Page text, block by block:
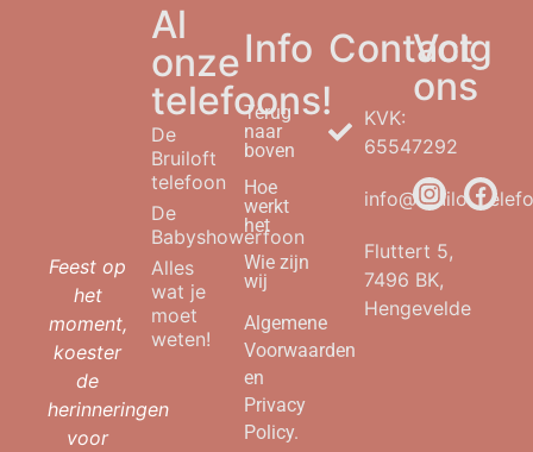
Feest op
het
moment,
koester
de
herinneringen
voor
Al
onze
telefoons!
De
Bruiloft
telefoon
De
Babyshowerfoon
Alles
wat je
moet
weten!
Info
Terug
naar
boven
Hoe
werkt
het
Wie zijn
wij
Algemene
Voorwaarden
en
Privacy
Policy.
Contact
KVK:
65547292
Fluttert 5,
7496 BK,
Hengevelde
Volg
ons